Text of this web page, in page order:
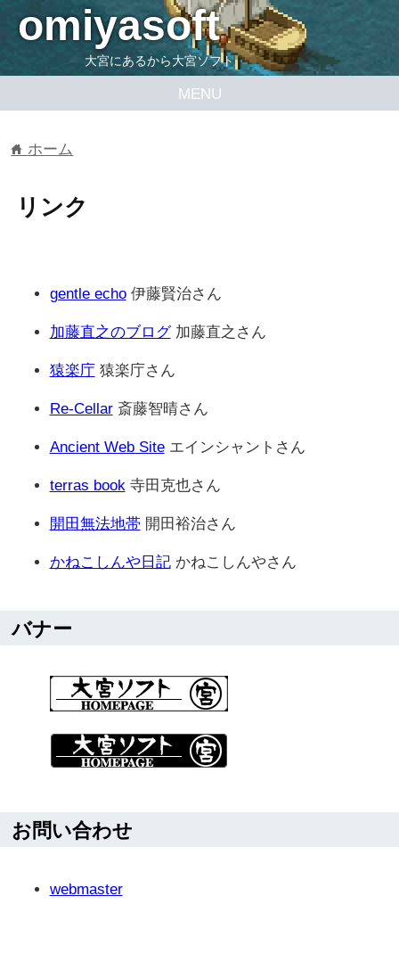
omiyasoft
大宮にあるから大宮ソフト
MENU
home ホーム
リンク
gentle echo伊藤賢治さん
加藤直之のブログ加藤直之さん
猿楽庁猿楽庁さん
Re-Cellar斎藤智晴さん
Ancient Web Siteエインシャントさん
terras book寺田克也さん
開田無法地帯 開田裕治さん
かねこしんや日記かねこしんやさん
バナー
お問い合わせ
webmaster